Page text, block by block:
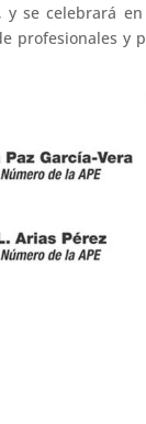
, y se celebrará
profesionales y